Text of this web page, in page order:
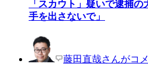
「スカウト」疑いで逮捕
手を出さないで」
藤田直哉さんがコ